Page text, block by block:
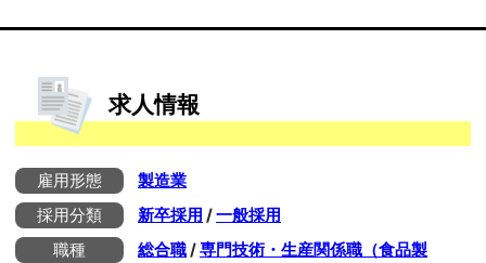
求人情報
雇用形態
製造業
採用分類
新卒採用 /一般採用
職種
総合職/専門技術・生産関係職（食品製